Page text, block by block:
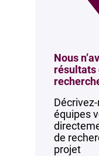
Nous
résultats
équipes
de
projet